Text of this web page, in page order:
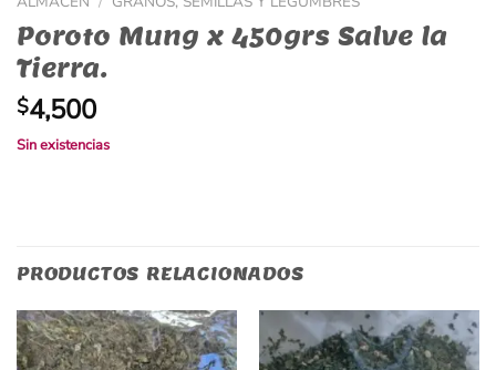
Poroto Mung x 450grs Salve la
Tierra.
$4,500
Sin existencias
PRODUCTOS RELACIONADOS